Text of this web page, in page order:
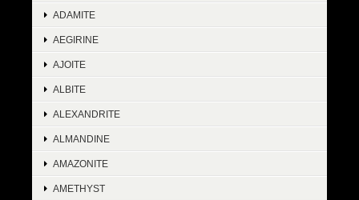
ADAMITE
AEGIRINE
AJOITE
ALBITE
ALEXANDRITE
ALMANDINE
AMAZONITE
AMETHYST